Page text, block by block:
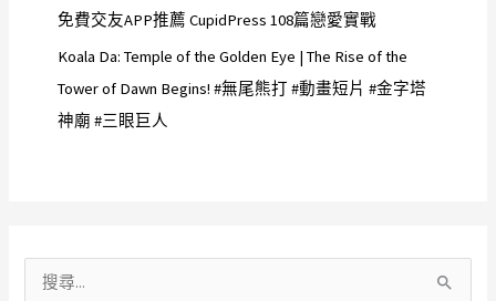
免費交友APP推薦 CupidPress 108篇戀愛實戰
Koala Da: Temple of the Golden Eye | The Rise of the
Tower of Dawn Begins! #無尾熊打 #動畫短片 #金字塔
神廟 #三眼巨人